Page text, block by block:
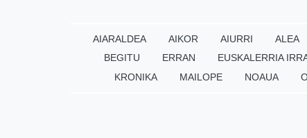
AIARALDEA AIKOR AIURRI ALEA
BEGITU
ERRAN EUSKALERRIA
KRONIKA
MAILOPE NOAUA